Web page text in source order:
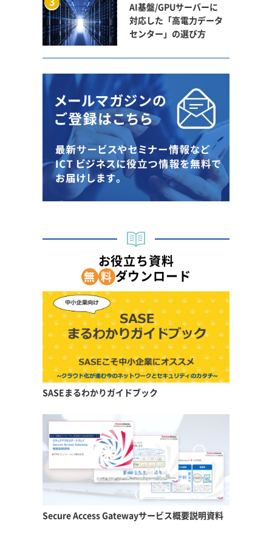
AI基盤/GPUサーバーに
対応した「高電力データ
センター」の選び方
お役立ち資料
無 料 ダウンロード
SASEまるわかりガイドブック
Secure Access Gatewayサービス概要説明資料